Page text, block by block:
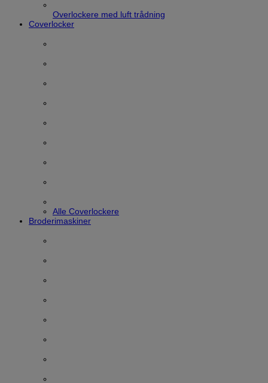
Overlockere med luft trådning
Coverlocker
Alle Coverlockere
Broderimaskiner